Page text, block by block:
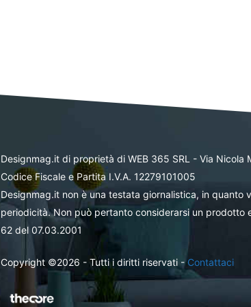
Designmag.it di proprietà di WEB 365 SRL - Via Nicola
Codice Fiscale e Partita I.V.A. 12279101005
Designmag.it non è una testata giornalistica, in quanto
periodicità. Non può pertanto considerarsi un prodotto
62 del 07.03.2001
Copyright ©2026 - Tutti i diritti riservati -Contattaci